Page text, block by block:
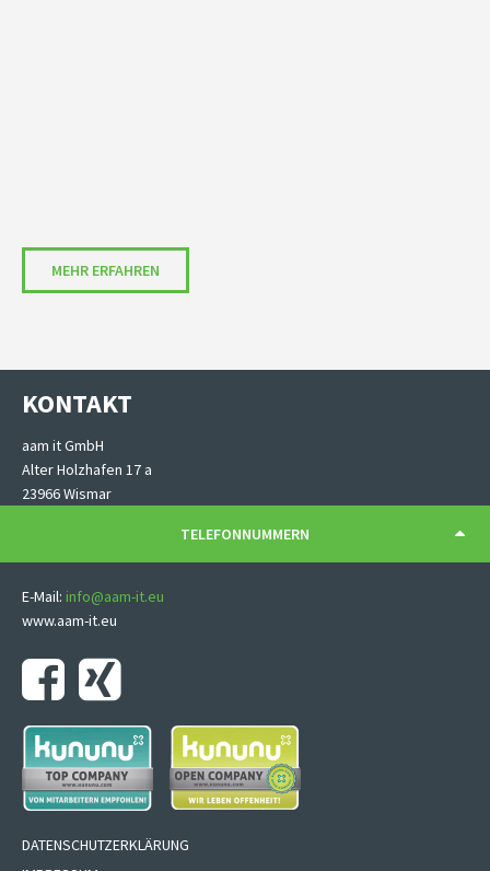
MEHR ERFAHREN
KONTAKT
aam it GmbH
Alter Holzhafen 17 a
23966 Wismar
TELEFONNUMMERN
E-Mail: info@aam-it.eu
www.aam-it.eu
Navigation
DATENSCHUTZERKLÄRUNG